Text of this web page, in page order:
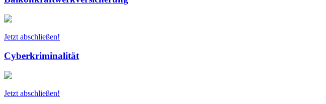
Jetzt abschließen!
Cyberkriminalität
Jetzt abschließen!